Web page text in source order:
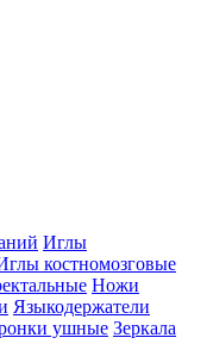
Иглы
костномозговые
Ножи
Языкодержатели
ушные Зеркала